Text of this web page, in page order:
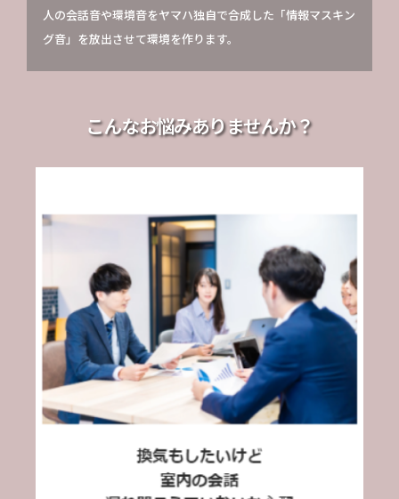
人の会話音や環境音をヤマハ独自で合成した「情報マスキン
グ音」を放出させて環境を作ります。
こんなお悩みありませんか？